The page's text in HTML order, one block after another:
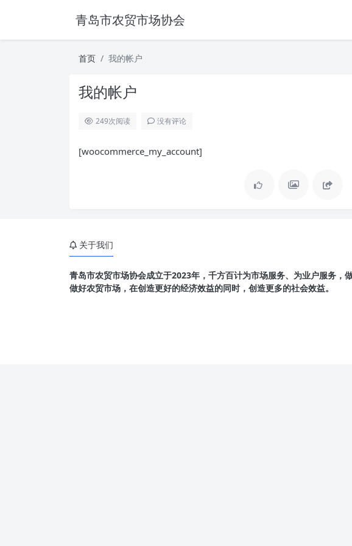
青岛市农贸市场协会
首页 我的帐户
我的帐户
249次阅读 没有评论
[woocommerce_my_account]
关于我们
青岛市农贸市场协会成立于2023年，千方百计为市场服务、为业户服务，做
做好农贸市场，在创造更好的经济效益的同时，创造更多的社会效益。